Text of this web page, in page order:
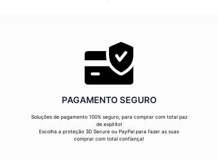
PAGAMENTO SEGURO
Soluções de pagamento 100% seguro, para comprar com total paz
de espírito!
Escolha a proteção 3D Secure ou PayPal para fazer as suas
comprar com total confiança!